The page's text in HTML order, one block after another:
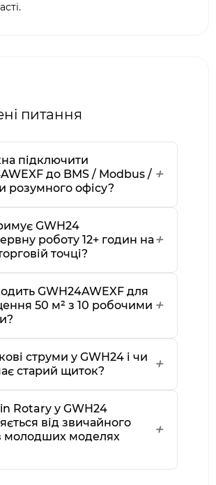
питання
підключити
до BMS / Modbus /
розумного офісу?
GWH24
роботу 12+ годин на
точці?
GWH24AWEXF для
50 м² з 10 робочими
струми у GWH24 і чи
старий щиток?
Rotary у GWH24
від звичайного
молодших моделях